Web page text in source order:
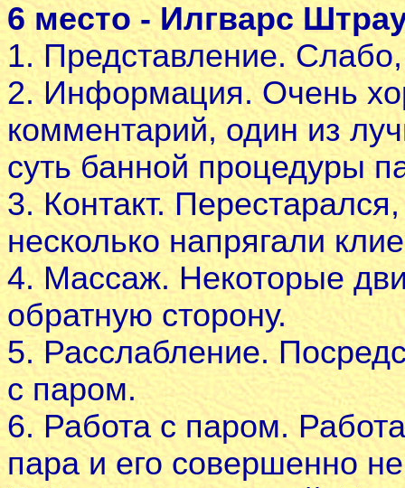
6 место - Илгварс
1. Представление.
2. Информация. Очень
комментарий, один из
суть банной процедуры
3. Контакт.
несколько напрягали
4. Массаж. Некоторые
обратную сторону.
5. Расслабление.
с паром.
6. Работа с паром.
пара и его совершенно